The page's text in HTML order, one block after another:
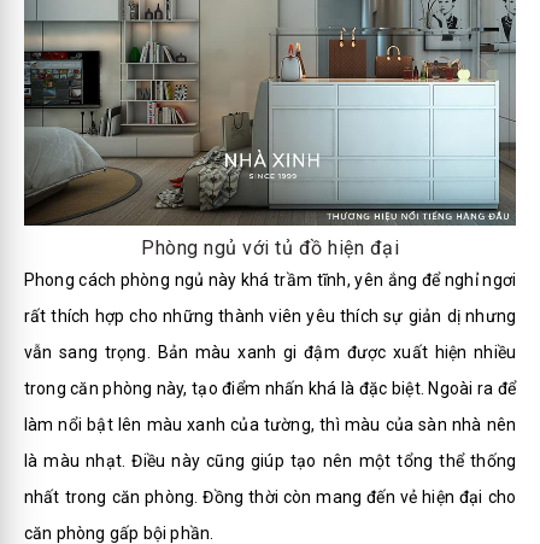
Phòng ngủ với tủ đồ hiện đại
Phong cách phòng ngủ này khá trầm tĩnh, yên ắng để nghỉ ngơi
rất thích hợp cho những thành viên yêu thích sự giản dị nhưng
vẫn sang trọng. Bản màu xanh gi đậm được xuất hiện nhiều
trong căn phòng này, tạo điểm nhấn khá là đặc biệt. Ngoài ra để
làm nổi bật lên màu xanh của tường, thì màu của sàn nhà nên
là màu nhạt. Điều này cũng giúp tạo nên một tổng thể thống
nhất trong căn phòng. Đồng thời còn mang đến vẻ hiện đại cho
căn phòng gấp bội phần.